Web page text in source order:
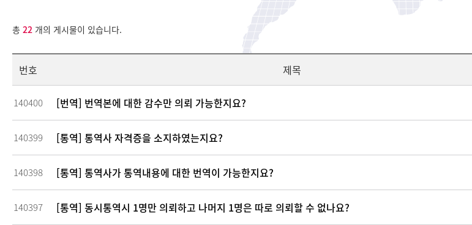
총 22 개의 게시물이 있습니다.
번호 제목
140400 [번역] 번역본에 대한 감수만 의뢰 가능한지요?
140399 [통역] 통역사 자격증을 소지하였는지요?
140398 [통역] 통역사가 통역내용에 대한 번역이 가능한지요?
140397 [통역] 동시통역시 1명만 의뢰하고 나머지 1명은 따로 의뢰할 수 없나요?